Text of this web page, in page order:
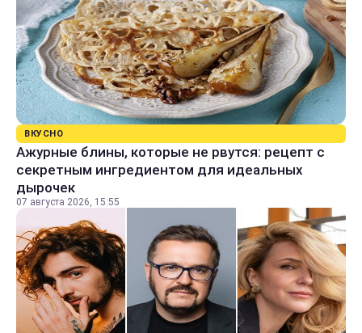
ВКУСНО
Ажурные блины, которые не рвутся: рецепт с
секретным ингредиентом для идеальных
дырочек
07 августа 2026, 15:55